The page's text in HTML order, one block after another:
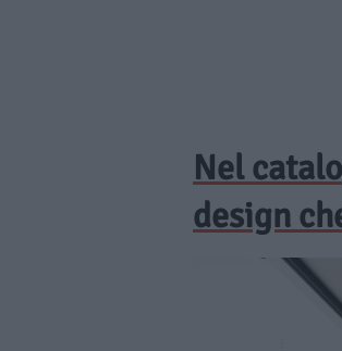
Nel
design